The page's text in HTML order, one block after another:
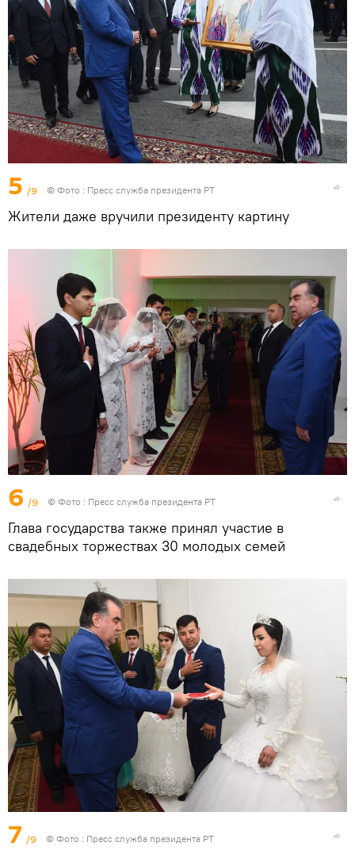
5 /9 © Фото : Пресс служба президента РТ
Жители даже вручили президенту картину
6 /9 © Фото : Пресс служба президента РТ
Глава государства также принял участие в
свадебных торжествах 30 молодых семей
7 /9 © Фото : Пресс служба президента РТ